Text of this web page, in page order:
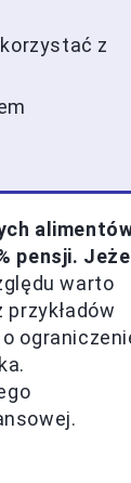
z
pensji.
warto